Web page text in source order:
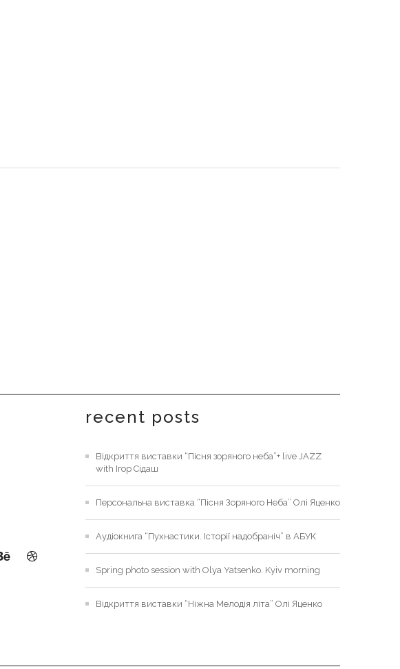
recent posts
Відкриття виставки “Пісня зоряного неба”+ live JAZZ
with Ігор Сідаш
Персональна виставка “Пісня Зоряного Неба” Олі Яценко
Аудіокнига “Пухнастики. Історії надобраніч” в АБУК
Spring photo session with Olya Yatsenko. Kyiv morning
Відкриття виставки “Ніжна Мелодія літа” Олі Яценко